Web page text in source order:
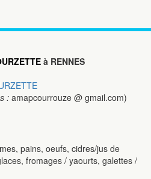
à RENNES
: amapcourrouze @ gmail.com)
pains, oeufs, cidres/jus de
fromages / yaourts, galettes /